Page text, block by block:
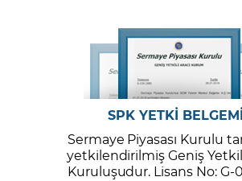
SPK YETKİ
Sermaye Piyasası Kurulu
yetkilendirilmiş Geniş Yetkili
Kuruluşudur. Lisans No: G-